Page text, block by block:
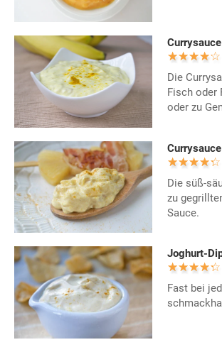
Die
Fisch oder
oder zu
Die süß-
zu
Sauce.
Joghurt-
Fast bei